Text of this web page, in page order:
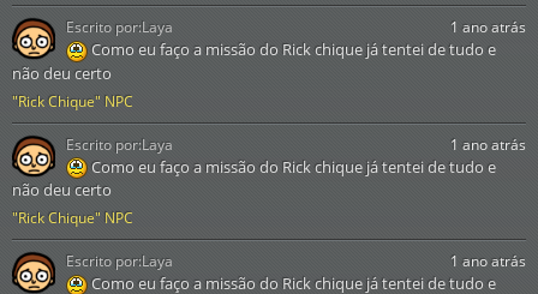
"Rick Chique" NPC
1 ano atrás
Como eu faço a missão do Rick chique já tentei de tudo e
não deu certo
Escrito por:Laya
"Rick Chique" NPC
1 ano atrás
Como eu faço a missão do Rick chique já tentei de tudo e
não deu certo
Escrito por:Laya
1 ano atrás
Como eu faço a missão do Rick chique já tentei de tudo e
Escrito por:Laya